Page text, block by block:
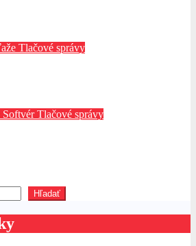
Tlačové správy
SoftvérTlačové správy
Hľadať